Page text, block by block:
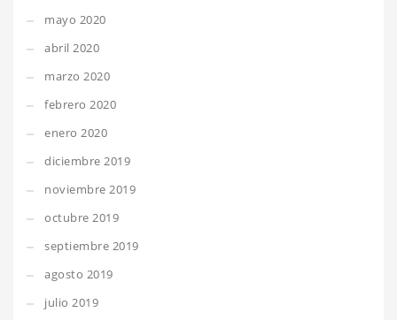
mayo 2020
abril 2020
marzo 2020
febrero 2020
enero 2020
diciembre 2019
noviembre 2019
octubre 2019
septiembre 2019
agosto 2019
julio 2019